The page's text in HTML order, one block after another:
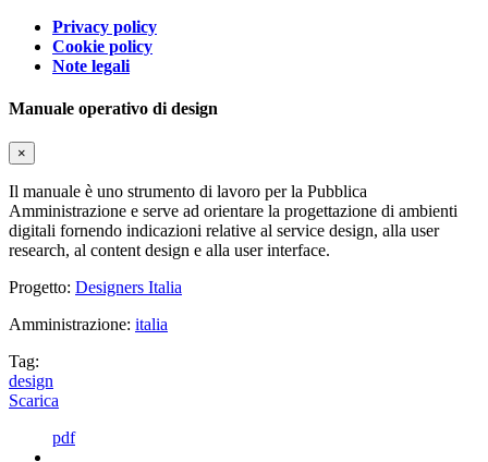
Privacy policy
Cookie policy
Note legali
Manuale operativo di design
×
Il manuale è uno strumento di lavoro per la Pubblica
Amministrazione e serve ad orientare la progettazione di ambienti
digitali fornendo indicazioni relative al service design, alla user
research, al content design e alla user interface.
Progetto: Designers Italia
Amministrazione: italia
Tag:
design
Scarica
pdf